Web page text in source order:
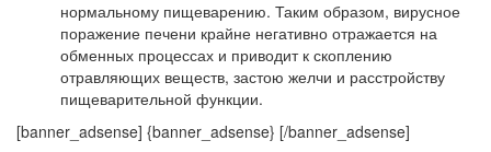
нормальному пищеварению. Таким образом, вирусное
поражение печени крайне негативно отражается на
обменных процессах и приводит к скоплению
отравляющих веществ, застою желчи и расстройству
пищеварительной функции.
[banner_adsense] {banner_adsense} [/banner_adsense]